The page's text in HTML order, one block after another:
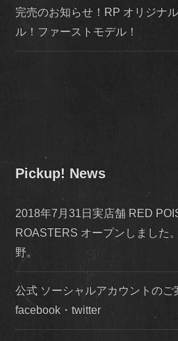
完売のお知らせ！RP オリジナ
ル！ファーストモデル！
Pickup! News
2018年7月31日実店舗 RED
ROASTERS オープンしました
野。
公式 ソーシャルアカウントのご
facebook・twitter